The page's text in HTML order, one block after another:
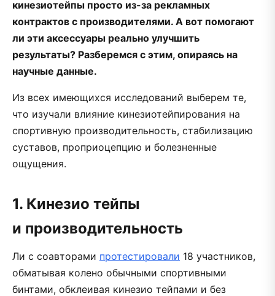
кинезиотейпы просто из-за рекламных
контрактов с производителями. А вот помогают
ли эти аксессуары реально улучшить
результаты? Разберемся с этим, опираясь на
научные данные.
Из всех имеющихся исследований выберем те,
что изучали влияние кинезиотейпирования на
спортивную производительность, стабилизацию
суставов, проприоцепцию и болезненные
ощущения.
1. Кинезио тейпы
и производительность
Ли с соавторами протестировали 18 участников,
обматывая колено обычными спортивными
бинтами, обклеивая кинезио тейпами и без